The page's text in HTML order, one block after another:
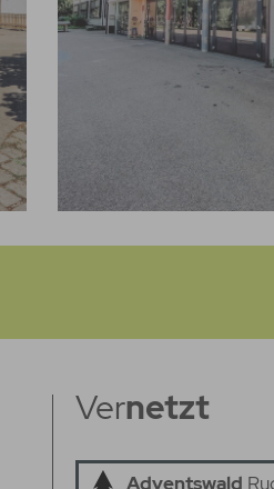
Vernetzt
Adventswald